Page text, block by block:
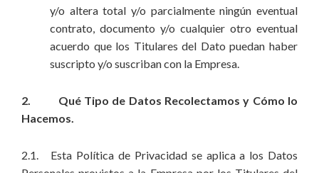
y/o altera total y/o parcialmente ningún eventual
contrato, documento y/o cualquier otro eventual
acuerdo que los Titulares del Dato puedan haber
suscripto y/o suscriban con la Empresa.
2. Qué Tipo de Datos Recolectamos y Cómo lo
Hacemos.
2.1. Esta Política de Privacidad se aplica a los Datos